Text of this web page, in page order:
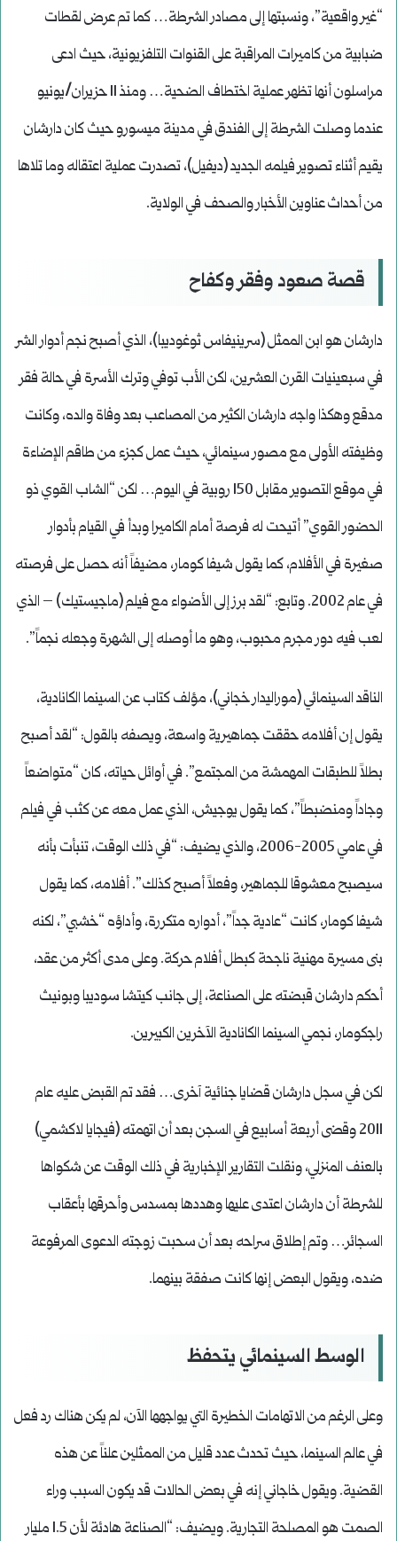
“غير واقعية”، ونسبتها إلى مصادر الشرطة… كما تم عرض لقطات
ضبابية من كاميرات المراقبة على القنوات التلفزيونية، حيث ادعى
مراسلون أنها تظهر عملية اختطاف الضحية… ومنذ 11 حزيران/يونيو
عندما وصلت الشرطة إلى الفندق في مدينة ميسورو حيث كان دارشان
يقيم أثناء تصوير فيلمه الجديد (ديفيل)، تصدرت عملية اعتقاله وما تلاها
من أحداث عناوين الأخبار والصحف في الولاية.
قصة صعود وفقر وكفاح
دارشان هو ابن الممثل (سرينيفاس ثوغوديبا)، الذي أصبح نجم أدوار الشر
في سبعينيات القرن العشرين، لكن الأب توفي وترك الأسرة في حالة فقر
مدقع وهكذا واجه دارشان الكثير من المصاعب بعد وفاة والده، وكانت
وظيفته الأولى مع مصور سينمائي، حيث عمل كجزء من طاقم الإضاءة
في موقع التصوير مقابل 150 روبية في اليوم… لكن “الشاب القوي ذو
الحضور القوي” أتيحت له فرصة أمام الكاميرا وبدأ في القيام بأدوار
صغيرة في الأفلام، كما يقول شيفا كومار، مضيفاً أنه حصل على فرصته
في عام 2002. وتابع: “لقد برز إلى الأضواء مع فيلم (ماجيستيك) – الذي
لعب فيه دور مجرم محبوب، وهو ما أوصله إلى الشهرة وجعله نجماً”.
الناقد السينمائي (موراليدار خجاني)، مؤلف كتاب عن السينما الكانادية،
يقول إن أفلامه حققت جماهيرية واسعة، ويصفه بالقول: “لقد أصبح
بطلاً للطبقات المهمشة من المجتمع”. في أوائل حياته، كان “متواضعاً
وجاداً ومنضبطاً”، كما يقول يوجيش، الذي عمل معه عن كثب في فيلم
في عامي 2005-2006، والذي يضيف: “في ذلك الوقت، تنبأت بأنه
سيصبح معشوقا للجماهير، وفعلاً أصبح كذلك”. أفلامه، كما يقول
شيفا كومار، كانت “عادية جداً”، أدواره متكررة، وأداؤه “خشبي”، لكنه
بنى مسيرة مهنية ناجحة كبطل أفلام حركة. وعلى مدى أكثر من عقد،
أحكم دارشان قبضته على الصناعة، إلى جانب كيتشا سوديبا وبونيث
راجكومار، نجمي السينما الكانادية الآخرين الكبيرين.
لكن في سجل دارشان قضايا جنائية آخرى… فقد تم القبض عليه عام
2011 وقضى أربعة أسابيع في السجن بعد أن اتهمته (فيجايا لاكشمي)
بالعنف المنزلي، ونقلت التقارير الإخبارية في ذلك الوقت عن شكواها
للشرطة أن دارشان اعتدى عليها وهددها بمسدس وأحرقها بأعقاب
السجائر… وتم إطلاق سراحه بعد أن سحبت زوجته الدعوى المرفوعة
ضده، ويقول البعض إنها كانت صفقة بينهما.
الوسط السينمائي يتحفظ
وعلى الرغم من الاتهامات الخطيرة التي يواجهها الآن، لم يكن هناك رد فعل
في عالم السينما، حيث تحدث عدد قليل من الممثلين علناً عن هذه
القضية. ويقول خاجاني إنه في بعض الحالات قد يكون السبب وراء
الصمت هو المصلحة التجارية. ويضيف: “الصناعة هادئة لأن 1.5 مليار